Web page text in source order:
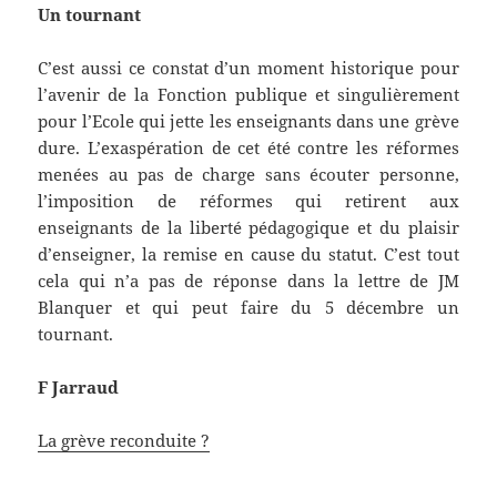
Un tournant
C’est aussi ce constat d’un moment historique pour
l’avenir de la Fonction publique et singulièrement
pour l’Ecole qui jette les enseignants dans une grève
dure. L’exaspération de cet été contre les réformes
menées au pas de charge sans écouter personne,
l’imposition de réformes qui retirent aux
enseignants de la liberté pédagogique et du plaisir
d’enseigner, la remise en cause du statut. C’est tout
cela qui n’a pas de réponse dans la lettre de JM
Blanquer et qui peut faire du 5 décembre un
tournant.
F Jarraud
La grève reconduite ?